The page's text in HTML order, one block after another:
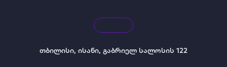
თბილისი, ისანი, გაბრიელ სალოსის 122